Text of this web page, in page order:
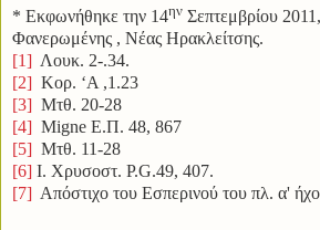
* Εκφωνήθηκε την 14ην Σεπτεμβρίου 2011,
Φανερωμένης , Νέας Ηρακλείτσης.
[1] Λουκ. 2-.34.
[2] Κορ. ‘Α ,1.23
[3] Μτθ. 20-28
[4] Migne Ε.Π. 48, 867
[5] Μτθ. 11-28
[6] Ι. Χρυσοστ. P.G.49, 407.
[7] Απόστιχο του Εσπερινού του πλ. α'